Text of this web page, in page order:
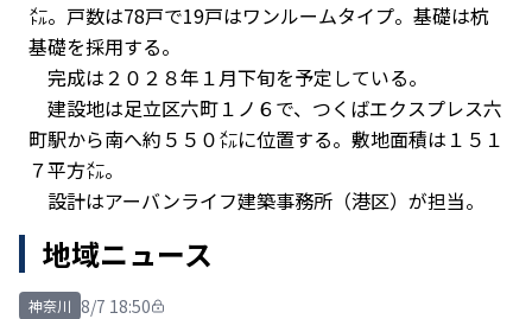
㍍。戸数は78戸で19戸はワンルームタイプ。基礎は杭
基礎を採用する。
完成は２０２８年１月下旬を予定している。
建設地は足立区六町１ノ６で、つくばエクスプレス六
町駅から南へ約５５０㍍に位置する。敷地面積は１５１
７平方㍍。
設計はアーバンライフ建築事務所（港区）が担当。
地域ニュース
神奈川 8/7 18:50